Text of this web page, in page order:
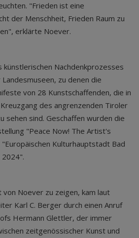
"Frieden ist eine
der Menschheit, Frieden Raum zu
erklärte Noever.
künstlerischen Nachdenkprozesses
zu denen die
von 28 Kunstschaffenden, die in
des angrenzenden Tiroler
sehen sind. Geschaffen wurden die
"Peace Now! The Artist's
Kulturhauptstadt Bad
2024".
Noever zu zeigen, kam laut
Karl C. Berger durch einen Anruf
Hermann Glettler, der immer
zeitgenössischer Kunst und